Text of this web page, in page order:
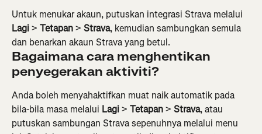
Untuk menukar akaun, putuskan integrasi Strava melalui
Lagi > Tetapan > Strava, kemudian sambungkan semula
dan benarkan akaun Strava yang betul.
Bagaimana cara menghentikan
penyegerakan aktiviti?
Anda boleh menyahaktifkan muat naik automatik pada
bila-bila masa melalui Lagi > Tetapan > Strava, atau
putuskan sambungan Strava sepenuhnya melalui menu